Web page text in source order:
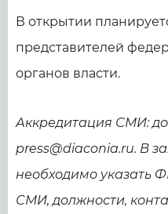
В открытии
представителей
органов власти.
Аккредитация СМИ: до
press@diaconia.ru. В
необходимо указать
СМИ, должности,